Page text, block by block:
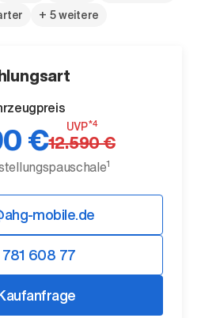
+ 5 weitere
€ UVP*4
12.590 €
1
mobile.de
608 77